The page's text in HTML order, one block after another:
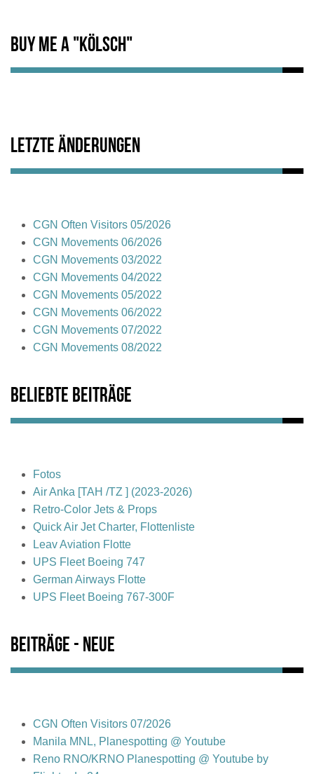
Buy me a "Kölsch"
Letzte Änderungen
CGN Often Visitors 05/2026
CGN Movements 06/2026
CGN Movements 03/2022
CGN Movements 04/2022
CGN Movements 05/2022
CGN Movements 06/2022
CGN Movements 07/2022
CGN Movements 08/2022
Beliebte Beiträge
Fotos
Air Anka [TAH /TZ ] (2023-2026)
Retro-Color Jets & Props
Quick Air Jet Charter, Flottenliste
Leav Aviation Flotte
UPS Fleet Boeing 747
German Airways Flotte
UPS Fleet Boeing 767-300F
Beiträge - Neue
CGN Often Visitors 07/2026
Manila MNL, Planespotting @ Youtube
Reno RNO/KRNO Planespotting @ Youtube by